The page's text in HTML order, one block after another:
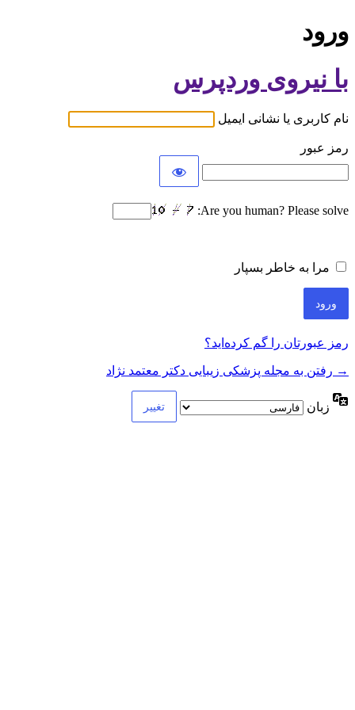
ورود
با نیروی وردپرس
نام کاربری یا نشانی ایمیل
رمز عبور
Are you human? Please solve:
مرا به خاطر بسپار
رمز عبورتان را گم کرده‌اید؟
→ رفتن به مجله پزشکی زیبایی دکتر معتمد نژاد
زبان